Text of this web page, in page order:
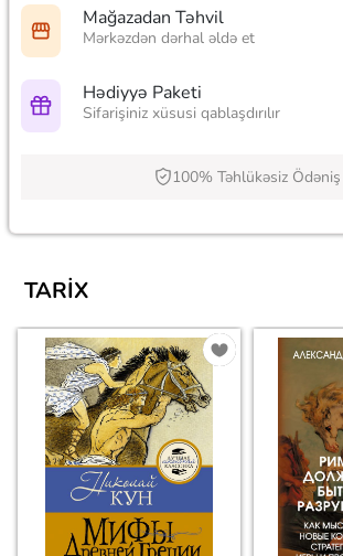
Mağazadan Təhvil
Mərkəzdən dərhal əldə et
Hədiyyə Paketi
Sifarişiniz xüsusi qablaşdırılır
100% Təhlükəsiz Ödəniş
TARIX